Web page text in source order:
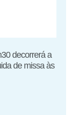
decorrerá a
de missa às